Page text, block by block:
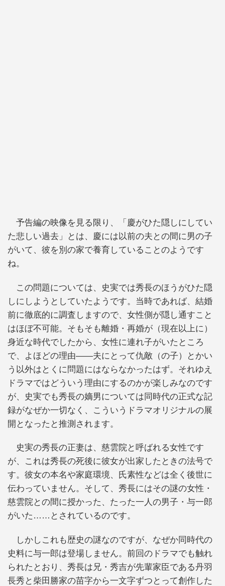
予告編の映像を見る限り、「慶がひた隠しにしてい
た悲しい過去」とは、慶には以前の夫との間に男の子
がいて、彼を別の家で養育していることのようです
ね。
この問題については、史実では秀長のほうがひた隠
しにしようとしていたようです。当時であれば、結婚
前に徹底的に調査しますので、女性側が隠し通すこと
はほぼ不可能。そもそも離婚・再婚が（現在以上に）
身近な時代でしたから、女性に連れ子がいたところ
で、よほどの理由――夫にとって仇敵（の子）とかい
う以外はとくに問題にはならなかったはず。それゆえ
ドラマではどういう理由にするのかが楽しみなのです
が、史実でも秀長の嫡男については同時代の正式な記
録がなぜか一切なく、こういうドラマオリジナルの展
開となったと推測されます。
史実の秀長の正妻は、慈雲院と呼ばれる女性です
が、これは秀長の死後に彼女が出家したときの法号で
す。彼女の本名や家庭環境、氏素性などは全く後世に
伝わっていません。そして、秀長にはその謎の女性・
慈雲院との間に授かった、たった一人の男子・与一郎
がいた……とされているのです。
しかしこれも歴史の謎なのですが、なぜか同時代の
史料に与一郎は登場しません。前回のドラマでも触れ
られたとおり、秀長は兄・秀吉が先輩家臣である丹羽
長秀と柴田勝家の苗字から一文字ずつとって創作した